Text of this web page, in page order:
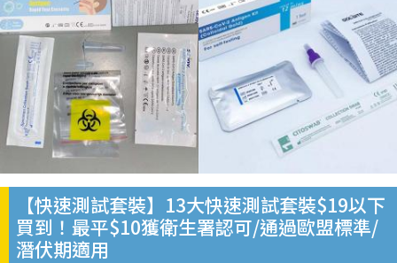
【快速測試套裝】13大快速測試套裝$19以下
買到！最平$10獲衛生署認可/通過歐盟標準/
潛伏期適用